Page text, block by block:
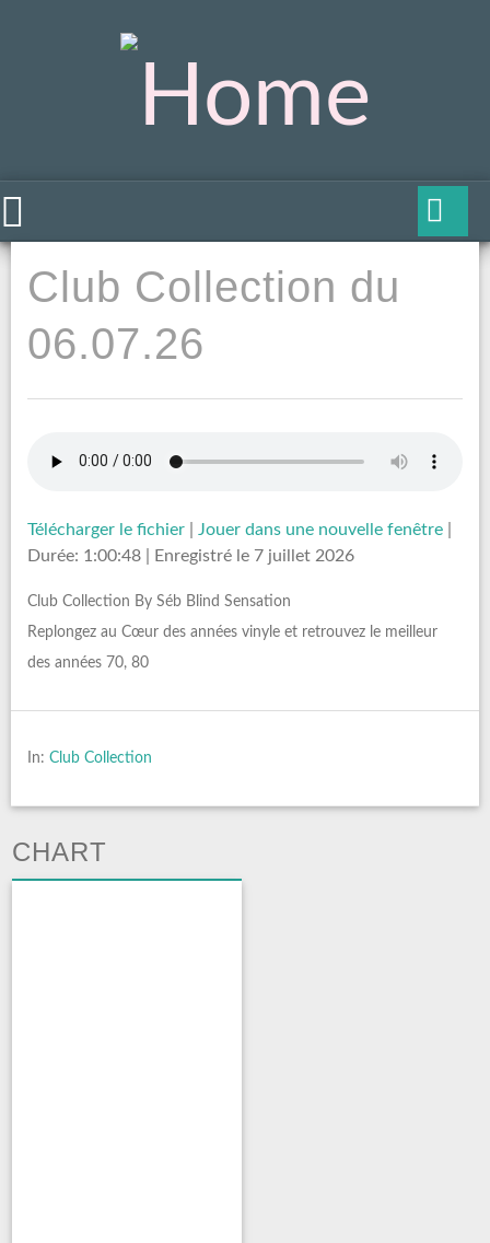
Club Collection du
06.07.26
Télécharger le fichier Jouer dans une nouvelle fenêtre
Durée: 1:00:48
Enregistré le 7 juillet 2026
Club Collection By Séb Blind Sensation
Replongez au Cœur des années vinyle et retrouvez le meilleur
des années 70, 80
In: Club Collection
CHART